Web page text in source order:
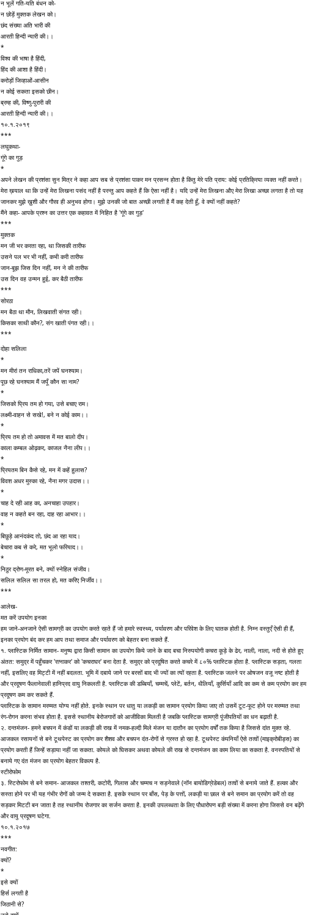
न भूलें गति-यति बंधन को-
न छोड़ें मुक्तक लेखन को।
छंद संख्या अति भारी की
आरती हिन्दी न्यारी की।।
*
विश्व की भाषा है हिंदी,
हिंद की आशा है हिंदी।
करोड़ों जिव्हाओं-आसीन
न कोई सकता इसको छीन।
ब्रम्ह की, विष्णु-पुरारी की
आरती हिन्दी न्यारी की।।
१०.१.२०१९
***
लघुकथा-
गूंगे का गुड़
*
अपने लेखन की प्रशंसा सुन मित्र ने कहा आप सब से प्रशंसा पाकर मन प्रसन्न होता है किंतु मेरे पति प्राय: कोई प्रतिक्रिया व्यक्त नहीं करते।
मेरा ख़याल था कि उन्हें मेरा लिखना पसंद नहीं है परन्तु आप कहते हैं कि ऐसा नहीं है। यदि उन्हें मेरा लिखना औए मेरा लिखा अच्छा लगता है तो यह
जानकर मुझे ख़ुशी और गौरव ही अनुभव होगा। मुझे उनकी जो बात अच्छी लगती है मैं कह देती हूँ, वे क्यों नहीं कहते?
मैंने कहा- आपके प्रश्न का उत्तर एक कहावत में निहित है 'गूंगे का गुड़'
***
मुक्तक
मन जी भर करता रहा, था जिसकी तारीफ
उसने पल भर भी नहीं, कभी करी तारीफ
जान-बूझ जिस दिन नहीं, मन ने की तारीफ
उस दिन वह उन्मन हुई, कर बैठी तारीफ
***
सोरठा
मन बैठा था मौन, लिखवाती संगत रही।
किसका साथी कौन?, संग खाती पंगत रही।।
***
दोहा सलिला
*
मन मीरां तन राधिका,तरें जपें घनश्याम।
पूछ रहे घनश्याम मैं जपूँ कौन सा नाम?
*
जिसको प्रिय तम हो गया, उसे बचाए राम।
लक्ष्मी-वाहन से सखे!, बने न कोई काम।।
*
प्रिय तम हो तो अमावस में मत बालो दीप।
काला कम्बल ओढ़कर, काजल नैना लीप।।
*
प्रियतम बिन कैसे रहे, मन में कहें हुलास?
विवश अधर मुस्का रहे, नैना मगर उदास।।
*
चाह दे रही आह का, अनचाहा उपहार।
वाह न कहते बन रहा, दाह रहा आभार।।
*
बिछुड़े आनंदकंद तो, छंद आ रहा याद।
बेचारा कब से करे, मत भूलो फरियाद।।
*
निठुर द्रोण-मूरत बने, क्यों स्नेहिल संजीव।
सलिल सलिल सा तरल हो, मत करिए निर्जीव।।
***
आलेख-
मत करें उपयोग इनका
हम जाने-अनजाने ऐसी सामग्री का उपयोग करते रहते हैं जो हमारे स्वस्थ्य, पर्यावरण और परिवेश के लिए घातक होती है. निम्न वस्तुएँ ऐसी ही हैं,
इनका प्रयोग बंद कर हम आप तथा समाज और पर्यावरण को बेहतर बना सकते हैं.
१. प्लास्टिक निर्मित सामान- मनुष्य द्वारा किसी सामान का उपयोग किये जाने के बाद बचा निरुपयोगी कचरा कूड़े के ढेर, नाली, नाला, नदी से होते हुए
अंतत: समुद्र में पहुँचकर 'रत्नाकर' को 'कचराघर' बना देता है. समुद्र को प्रदूषित करते कचरे में ८०% प्लास्टिक होता है. प्लास्टिक सड़ता, गलता
नहीं, इसलिए वह मिट्टी में नहीं बदलता. भूमि में दबाये जाने पर बरसों बाद भी ज्यों का त्यों रहता है. प्लास्टिक जलने पर ओषजन वजू नष्ट होती है
और प्रदूषण फैलानेवाली हानिप्रद वायु निकलती है. प्लास्टिक की डब्बियाँ, चम्मचें, प्लेटें, बर्तन, थैलियाँ, कुर्सियाँ आदि का कम से कम प्रयोग कर हम
प्रदूषण कम कर सकते हैं.
प्लास्टिक के सामान मरम्मत योग्य नहीं होते. इनके स्थान पर धातु या लकड़ी का सामान प्रयोग किया जाए तो उसमें टूट-फूट होने पर मरम्मत तथा
रंग-रोगन करना संभव होता है. इससे स्थानीय बेरोजगारों को आजीविका मिलती है जबकि प्लास्टिक सामग्री पूंजीपतियों का धन बढ़ाती है.
२. दन्तमंजन- हमने बचपन में कंडों या लकड़ी की राख में नमक-हल्दी मिले मंजन या दातौन का प्रयोग वर्षों तक किया है जिससे दांत मुक्त रहे.
आजकल रसायनों से बने टूथपेस्ट का प्रयोग कर शैशव और बचपन दंत-रोगों से ग्रस्त हो रहा है. टूथपेस्ट कंपनियाँ ऐसे तत्वों (माइक्रोबीड्स) का
प्रयोग करती हैं जिन्हें सड़ाया नहीं जा सकता. कोयले को घिसकर अथवा कोयले की राख से दन्तमंजन का काम लिया का सकता है. वनस्पतियों से
बनाये गए दंत मंजन का प्रयोग बेहतर विकल्प है.
स्टीरोफोम
३. स्टिरोफोम से बने समान- आजकल तश्तरी, कटोरी, गिलास और चम्मच न सड़नेवाले (नॉन बायोडिग्रेडेबल) तत्वों से बनाये जाते हैं. हल्का और
सस्ता होने पर भी यह गंभीर रोगों को जन्म दे सकता है. इसके स्थान पर बाँस, पेड़ के पत्तों, लकड़ी या छाल से बने समान का प्रयोग करें तो वह
सड़कर मिटटी बन जाता है तह स्थानीय रोजगार का सर्जन करता है. इनकी उपलब्धता के लिए पौधारोपण बड़ी संख्या में करना होगा जिससे वन बढ़ेंगे
और वायु प्रदूषण घटेगा.
१०.१.२०१७
***
नवगीत:
क्यों?
*
इसे क्यों
हिर्स लगती है
जिठानी से?